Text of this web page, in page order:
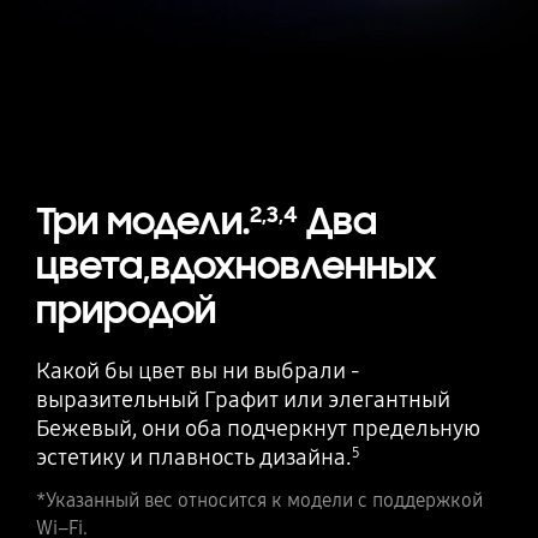
Три модели.2,3,4Два
цвета,вдохновленных
природой
Какой бы цвет вы ни выбрали -
выразительный Графит или элегантный
Бежевый, они оба подчеркнут предельную
эстетику и плавность дизайна.5
*Указанный вес относится к модели с поддержкой
Wi–Fi.